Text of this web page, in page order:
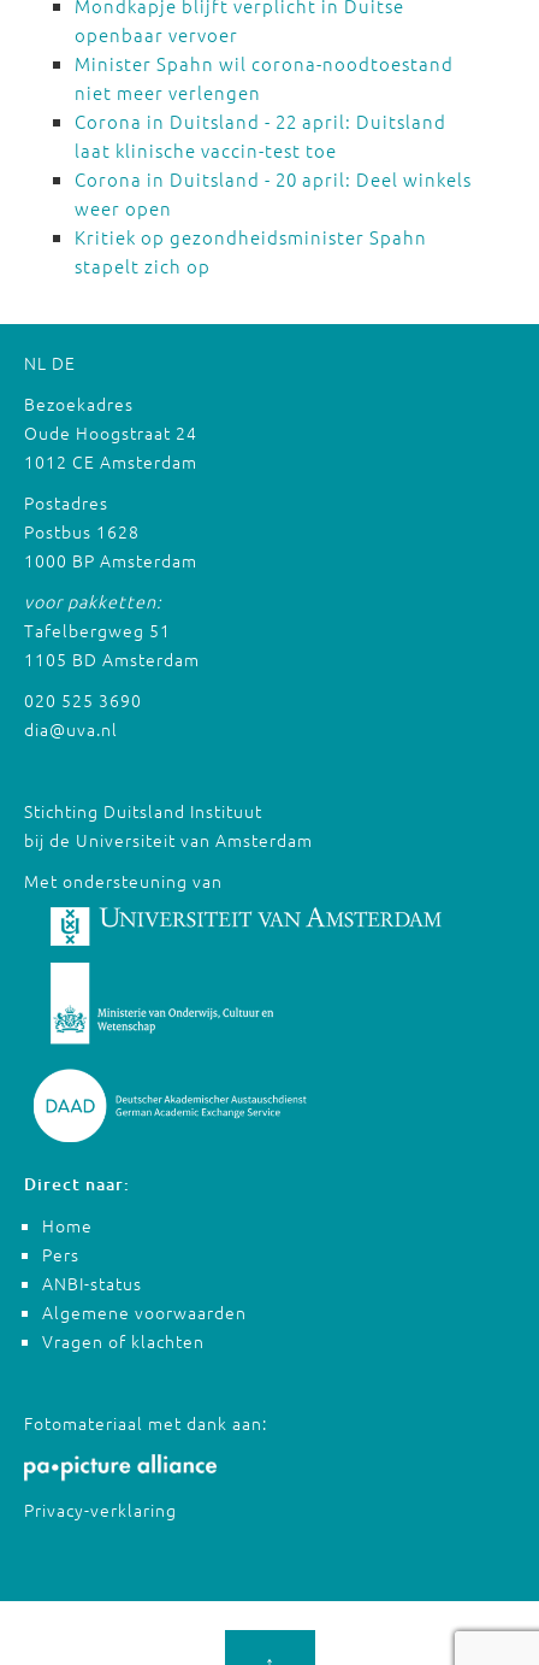
Mondkapje blijft verplicht in Duitse
openbaar vervoer
Minister Spahn wil corona-noodtoestand
niet meer verlengen
Corona in Duitsland - 22 april: Duitsland
laat klinische vaccin-test toe
Corona in Duitsland - 20 april: Deel winkels
weer open
Kritiek op gezondheidsminister Spahn
stapelt zich op
NL DE
Bezoekadres
Oude Hoogstraat 24
1012 CE Amsterdam
Postadres
Postbus 1628
1000 BP Amsterdam
voor pakketten:
Tafelbergweg 51
1105 BD Amsterdam
020 525 3690
dia@uva.nl
Stichting Duitsland Instituut
bij de Universiteit van Amsterdam
Met ondersteuning van
Direct naar:
Home
Pers
ANBI-status
Algemene voorwaarden
Vragen of klachten
Fotomateriaal met dank aan:
Privacy-verklaring